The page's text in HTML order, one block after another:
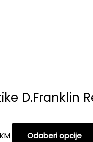
D.Franklin
KM Odaberi opcije